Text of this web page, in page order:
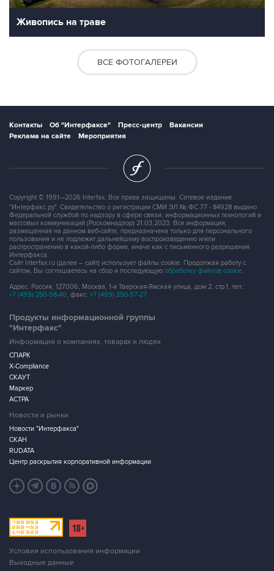
Живопись на траве
ВСЕ ФОТОГАЛЕРЕИ
Контакты Об "Интерфаксе" Пресс-центр
Вакансии
Реклама на сайте
Мероприятия
Copyright © 1991—2026 Interfax. Все права защищены. Сетевое издание
"Интерфакс.ру". Свидетельство о регистрации СМИ ЭЛ № ФС 77 - 84928 выдано
Федеральной службой по надзору в сфере связи, информационных технологий и
массовых коммуникаций (Роскомнадзор) 21.03.2023. Вся информация,
размещенная на данном веб-сайте, предназначена только для персонального
пользования и не подлежит дальнейшему воспроизведению и/или
распространению в какой-либо форме, иначе как с письменного разрешения
Интерфакса.
Сайт Interfax.ru (далее – сайт) использует файлы cookie. Продолжая работу с
сайтом, Вы соглашаетесь на сбор и последующую обработку файлов cookie.
Адрес: Россия, 127006, Москва, 1-я Тверская-Ямская улица, дом 2, стр.1, тел.:
+7 (499) 250-98-40, факс: +7 (499) 250-97-27
Продукты информационной группы
"Интерфакс"
Информация о компаниях, товарах и людях
СПАРК
X-Compliance
СКАУТ
Маркер
АСТРА
Новости и рынки
Новости "Интерфакса"
СКАН
RUDATA
Центр раскрытия корпоративной информации
Условия использования информации
Выходные данные